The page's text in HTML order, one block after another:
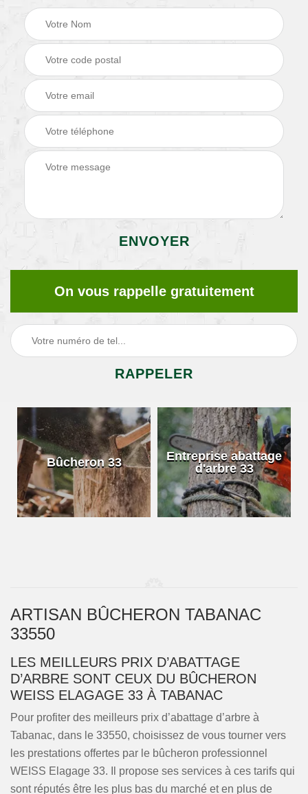
On vous rappelle gratuitement
Bûcheron 33
Entreprise abattage
d'arbre 33
ARTISAN BÛCHERON TABANAC
33550
LES MEILLEURS PRIX D’ABATTAGE
D’ARBRE SONT CEUX DU BÛCHERON
WEISS ELAGAGE 33 À TABANAC
Pour profiter des meilleurs prix d’abattage d’arbre à
Tabanac, dans le 33550, choisissez de vous tourner vers
les prestations offertes par le bûcheron professionnel
WEISS Elagage 33. Il propose ses services à ces tarifs qui
sont réputés être les plus bas du marché et en plus de